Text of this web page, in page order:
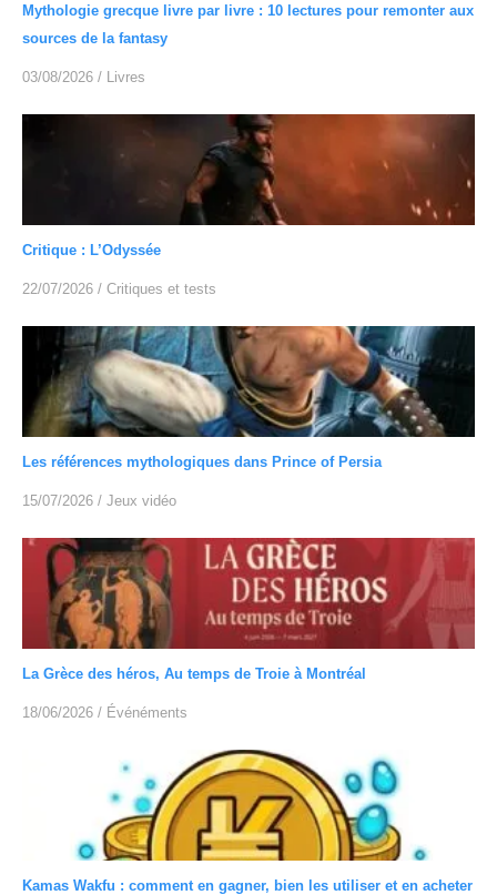
Mythologie grecque livre par livre : 10 lectures pour remonter aux
sources de la fantasy
03/08/2026 / Livres
Critique : L’Odyssée
22/07/2026 / Critiques et tests
Les références mythologiques dans Prince of Persia
15/07/2026 / Jeux vidéo
La Grèce des héros, Au temps de Troie à Montréal
18/06/2026 / Événéments
Kamas Wakfu : comment en gagner, bien les utiliser et en acheter